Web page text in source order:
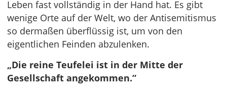
Leben fast vollständig in der Hand hat. Es gibt
wenige Orte auf der Welt, wo der Antisemitismus
so dermaßen überflüssig ist, um von den
eigentlichen Feinden abzulenken.
„Die reine Teufelei ist in der Mitte der
Gesellschaft angekommen.“